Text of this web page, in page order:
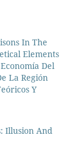
In The
Elements
Del
La Región
Y
Illusion And